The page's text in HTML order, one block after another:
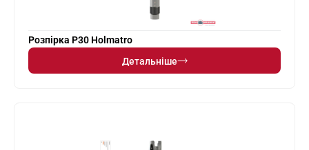
Розпірка P30 Holmatro
Детальніше